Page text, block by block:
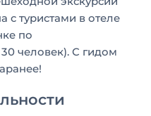
с туристами в отеле
по
человек). С гидом